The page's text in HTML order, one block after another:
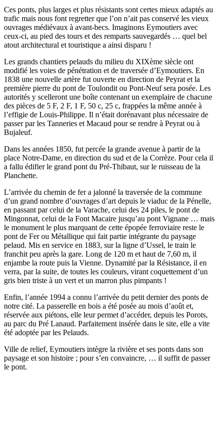
Ces ponts, plus larges et plus résistants sont certes mieux adaptés au
trafic mais nous font regretter que l’on n’ait pas conservé les vieux
ouvrages médiévaux à avant-becs. Imaginons Eymoutiers avec
ceux-ci, au pied des tours et des remparts sauvegardés … quel bel
atout architectural et touristique a ainsi disparu !
Les grands chantiers pelauds du milieu du XIXème siècle ont
modifié les voies de pénétration et de traversée d’Eymoutiers. En
1838 une nouvelle artère fut ouverte en direction de Peyrat et la
première pierre du pont de Toulondit ou Pont-Neuf sera posée. Les
autorités y scelleront une boîte contenant un exemplaire de chacune
des pièces de 5 F, 2 F, 1 F, 50 c, 25 c, frappées la même année à
l’effigie de Louis-Philippe. Il n’était dorénavant plus nécessaire de
passer par les Tanneries et Macaud pour se rendre à Peyrat ou à
Bujaleuf.
Dans les années 1850, fut percée la grande avenue à partir de la
place Notre-Dame, en direction du sud et de la Corrèze. Pour cela il
a fallu édifier le grand pont du Pré-Thibaut, sur le ruisseau de la
Planchette.
L’arrivée du chemin de fer a jalonné la traversée de la commune
d’un grand nombre d’ouvrages d’art depuis le viaduc de la Pénelle,
en passant par celui de la Varache, celui des 24 piles, le pont de
Mingonnat, celui de la Font Macaire jusqu’au pont Vignane … mais
le monument le plus marquant de cette épopée ferroviaire reste le
pont de Fer ou Métallique qui fait partie intégrante du paysage
pelaud. Mis en service en 1883, sur la ligne d’Ussel, le train le
franchit peu après la gare. Long de 120 m et haut de 7,60 m, il
enjambe la route puis la Vienne. Dynamité par la Résistance, il en
verra, par la suite, de toutes les couleurs, virant coquettement d’un
gris bien triste à un vert et un marron plus pimpants !
Enfin, l’année 1994 a connu l’arrivée du petit dernier des ponts de
notre cité. La passerelle en bois a été posée au mois d’août et,
réservée aux piétons, elle leur permet d’accéder, depuis les Porots,
au parc du Pré Lanaud. Parfaitement insérée dans le site, elle a vite
été adoptée par les Pelauds.
Ville de relief, Eymoutiers intègre la rivière et ses ponts dans son
paysage et son histoire ; pour s’en convaincre, … il suffit de passer
le pont.